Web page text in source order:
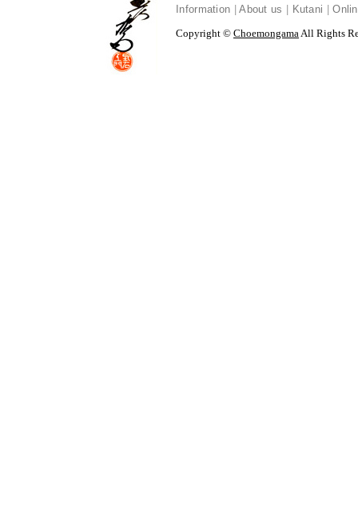
Information |About us Kutani |
Copyright © ChoemongamaAll Rights